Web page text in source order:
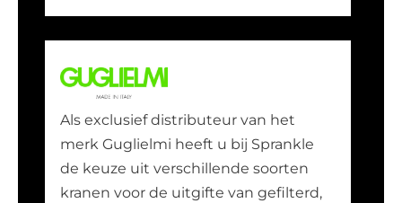
Als exclusief distributeur van het
merk Guglielmi heeft u bij Sprankle
de keuze uit verschillende soorten
kranen voor de uitgifte van gefilterd,